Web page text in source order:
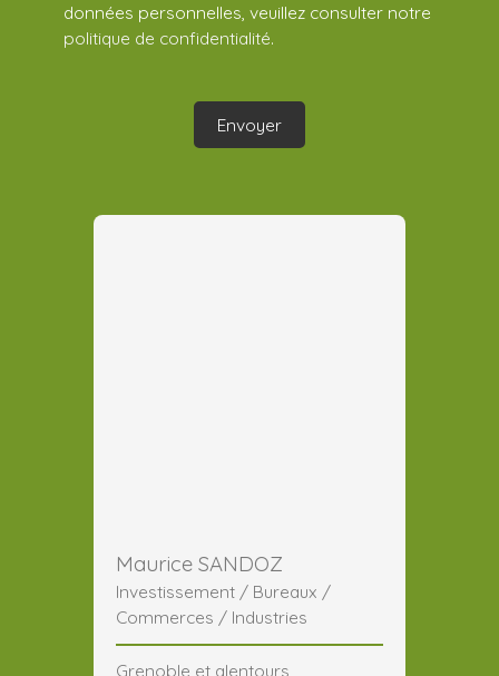
données personnelles, veuillez consulter notre
politique de confidentialité.
Envoyer
Maurice SANDOZ
Investissement / Bureaux /
Commerces / Industries
Grenoble et alentours